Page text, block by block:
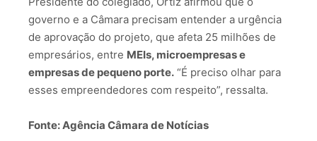
governo e a Câmara precisam entender a urgência
de aprovação do projeto, que afeta 25 milhões de
empresários, entre MEIs, microempresas e
empresas de pequeno porte. “É preciso olhar para
esses empreendedores com respeito”, ressalta.
Fonte: Agência Câmara de Notícias